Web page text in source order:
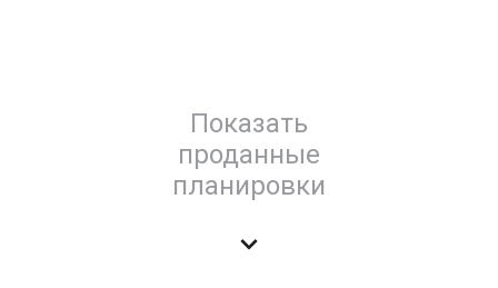
Показать
проданные
планировки
